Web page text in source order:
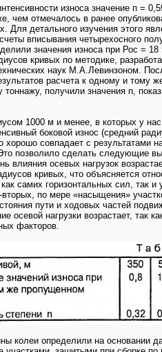
износа значение п =
чем отмечалось в ранее
Для детального изучения этого
вписывания четырехосного
значения износа при Рос = 18
кривых по методике,
наук М.А.Левинзоном.
расчета к одному и тому
получили значения п,
1000 м и менее, в которых у
боковой износ (средний
хорошо совпадает с результатами
позволило сделать следующие
влияния осевых нагрузок
кривых, что объясняется
самих горизонтальных сил, так и
вторых, по мере «насыщения»
пути и ходовых частей
осевой нагрузки возрастает, так
факторов.
колеи определили на основании